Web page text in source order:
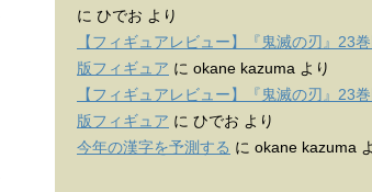
に ひでお より
【フィギュアレビュー】『鬼滅の刃』23
版フィギュア に okane kazuma より
【フィギュアレビュー】『鬼滅の刃』23
版フィギュア に ひでお より
今年の漢字を予測する に okane kazuma